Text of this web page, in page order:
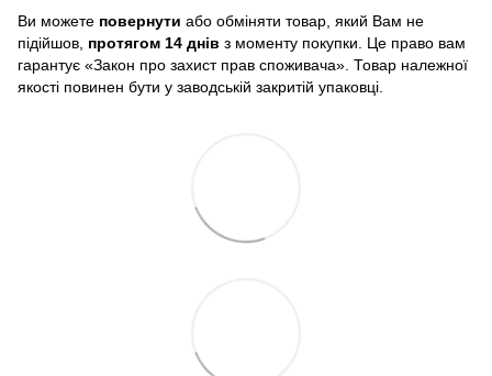
Ви можете повернути або обміняти товар, який Вам не
підійшов, протягом 14 днів з моменту покупки. Це право вам
гарантує «Закон про захист прав споживача». Товар належної
якості повинен бути у заводській закритій упаковці.